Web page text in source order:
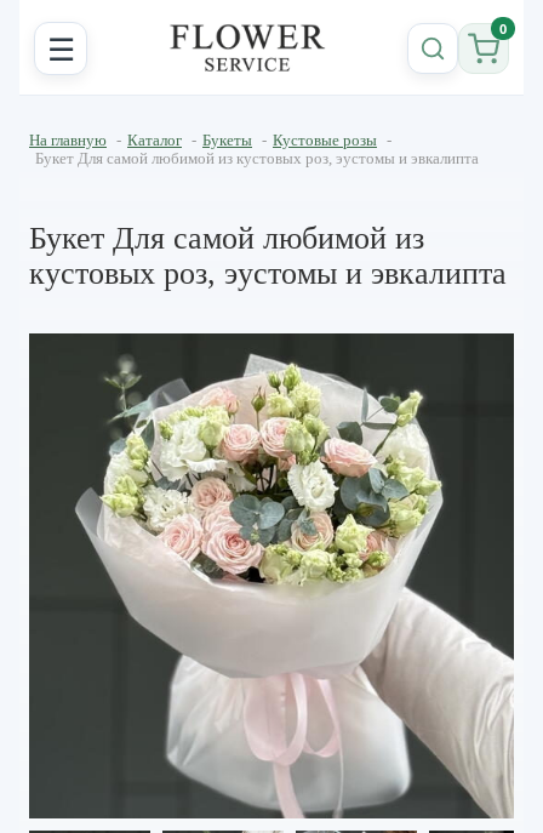
☰ 0
На главную - Каталог - Букеты - Кустовые розы -
Букет Для самой любимой из кустовых роз, эустомы и эвкалипта
Букет Для самой любимой из
кустовых роз, эустомы и эвкалипта